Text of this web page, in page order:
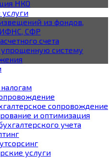
НКО
из фондов,
ИФНС, СФР
счета
систему
сопровождение
и оптимизация
учета
услуги